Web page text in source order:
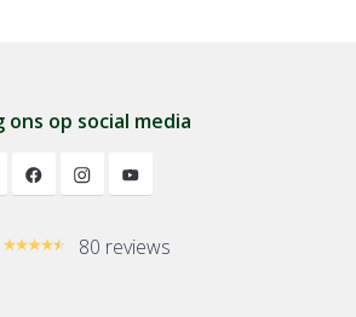
ons op social media
80 reviews